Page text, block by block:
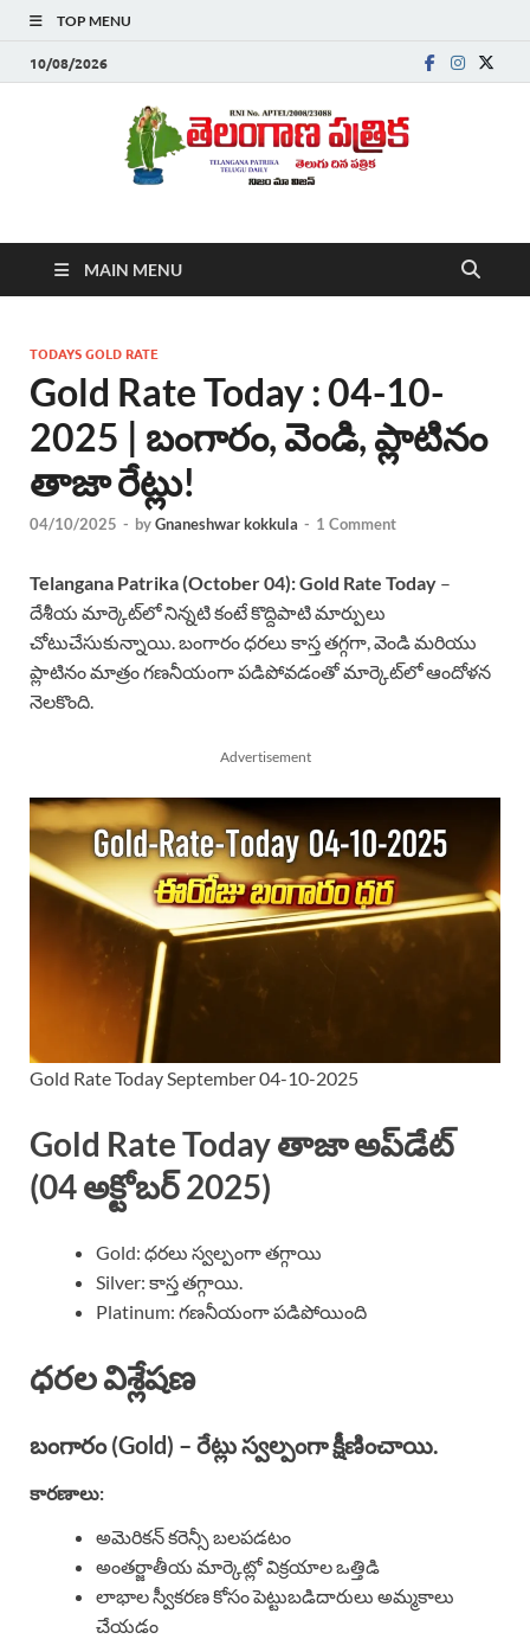
TOP MENU
10/08/2026
Telanganapatrika
,Latest Telangana News, Rajanna Sircilla News, Telangana
Breaking News, Telugu Newspaper Online, Today Telugu News,
తెలుగు వార్తలు , బ్రేకింగ్ న్యూస్ తెలుగులో , తెలంగాణ లో తాజా అప్‌డేట్స్ ,
తెలుగు న్యూస్ పేపర్
MAIN MENU
TODAYS GOLD RATE
Gold Rate Today : 04-10-
2025 | బంగారం, వెండి, ప్లాటినం
తాజా రేట్లు!
04/10/2025 - byGnaneshwar kokkula - 1 Comment
Telangana Patrika (October 04): Gold Rate Today –
దేశీయ మార్కెట్‌లో నిన్నటి కంటే కొద్దిపాటి మార్పులు
చోటుచేసుకున్నాయి. బంగారం ధరలు కాస్త తగ్గగా, వెండి మరియు
ప్లాటినం మాత్రం గణనీయంగా పడిపోవడంతో మార్కెట్‌లో ఆందోళన
నెలకొంది.
Advertisement
Gold Rate Today September 04-10-2025
Gold Rate Today తాజా అప్‌డేట్
(04 అక్టోబర్ 2025)
Gold: ధరలు స్వల్పంగా తగ్గాయి
Silver: కాస్త తగ్గాయి.
Platinum: గణనీయంగా పడిపోయింది
ధరల విశ్లేషణ
బంగారం (Gold) – రేట్లు స్వల్పంగా క్షీణించాయి.
కారణాలు:
అమెరికన్ కరెన్సీ బలపడటం
అంతర్జాతీయ మార్కెట్లో విక్రయాల ఒత్తిడి
లాభాల స్వీకరణ కోసం పెట్టుబడిదారులు అమ్మకాలు
చేయడం